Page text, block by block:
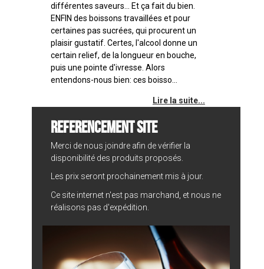
différentes saveurs... Et ça fait du bien.
ENFIN des boissons travaillées et pour
certaines pas sucrées, qui procurent un
plaisir gustatif. Certes, l'alcool donne un
certain relief, de la longueur en bouche,
puis une pointe d'ivresse. Alors
entendons-nous bien: ces boisso...
Lire la suite...
REFERENCEMENT SITE
Merci de nous joindre afin de vérifier la
disponibilité des produits proposés.
Les prix seront prochainement mis à jour.
Ce site internet n'est pas marchand, et nous ne
réalisons pas d'expédition.